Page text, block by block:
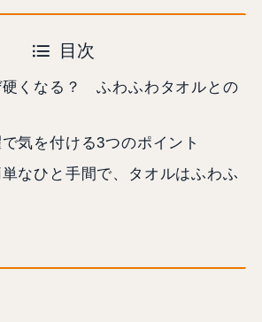
目次
硬くなる？ ふわふわタオルとの
気を付ける3つのポイント
なひと手間で、タオルはふわふ